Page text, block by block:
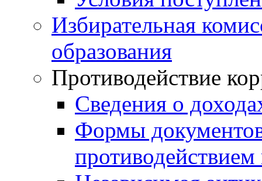
Избирательная
образования
Противодействие
Сведения о
Формы